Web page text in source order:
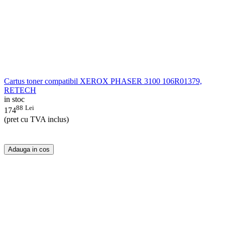
Cartus toner compatibil XEROX PHASER 3100 106R01379,
RETECH
in stoc
17488 Lei
(pret cu TVA inclus)
Adauga in cos